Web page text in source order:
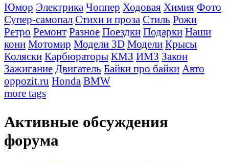
Юмор Электрика Чоппер Ходовая Химия Фото
Супер-самопал Стихи и проза Стиль Рожи
Ретро Ремонт Разное Поездки Подарки Наши
кони Мотомир Модели 3D Модели Крысы
Коляски Карбюраторы КМЗ ИМЗ Закон
Зажигание Двигатель Байки про байки Авто
oppozit.ru Honda BMW
more tags
Активные обсуждения
форума